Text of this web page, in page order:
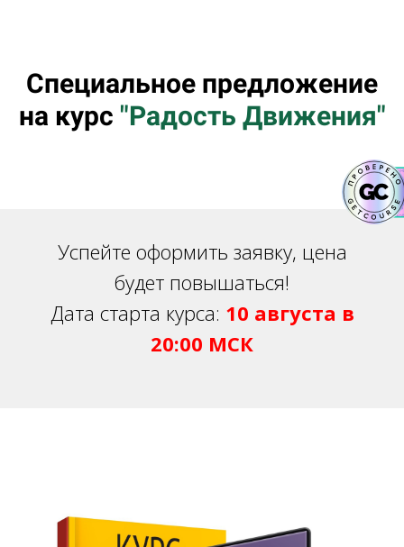
Специальное предложение
на курс "Радость Движения"
Успейте оформить заявку, цена
будет повышаться!
Дата старта курса: 10 августа в
20:00 МСК